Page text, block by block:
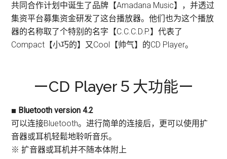
共同合作计划中诞生了品牌【Amadana Music】，并透过
集资平台募集资金研发了这台播放器。他们也为这个播放
器的名称取了个特别的名字【C.C.C.D.P.】代表了
Compact【小巧的】又Cool【帅气】的CD Player。
ーCD Player５大功能ー
■ Bluetooth version 4.2
可以连接Bluetooth。进行简单的连接后，更可以使用扩
音器或耳机轻鬆地聆听音乐。
※ 扩音器或耳机并不随本体附上